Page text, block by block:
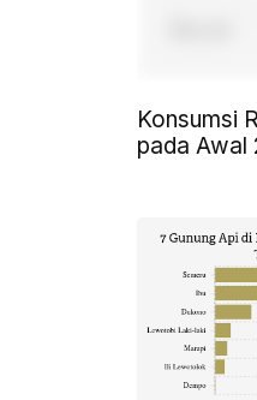
Konsumsi
pada Awal